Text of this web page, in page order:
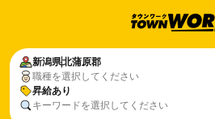
新潟県北蒲原郡
職種を選択してください
昇給あり
キーワードを選択してください